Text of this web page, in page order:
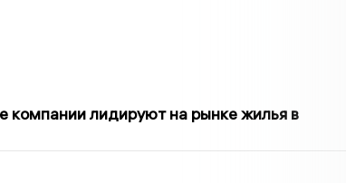
компании лидируют на рынке жилья в